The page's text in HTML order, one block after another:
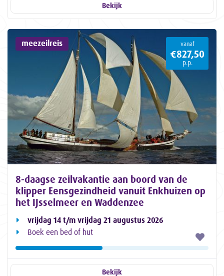
Bekijk
meezeilreis vanaf
€827,50
p.p.
8-daagse zeilvakantie aan boord van de
klipper Eensgezindheid vanuit Enkhuizen op
het IJsselmeer en Waddenzee
vrijdag 14 t/m vrijdag 21 augustus 2026
Boek een bed of hut
Bekijk